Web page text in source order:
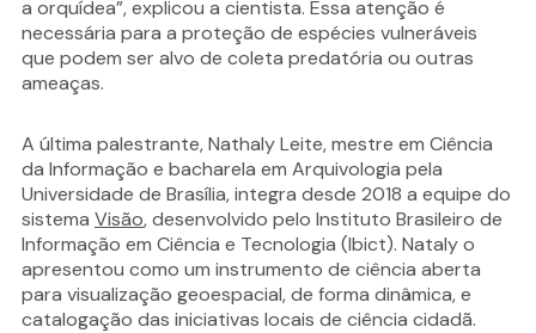
a orquídea”, explicou a cientista. Essa atenção é
necessária para a proteção de espécies vulneráveis
que podem ser alvo de coleta predatória ou outras
ameaças.
A última palestrante, Nathaly Leite, mestre em Ciência
da Informação e bacharela em Arquivologia pela
Universidade de Brasília, integra desde 2018 a equipe do
sistema Visão, desenvolvido pelo Instituto Brasileiro de
Informação em Ciência e Tecnologia (Ibict). Nataly o
apresentou como um instrumento de ciência aberta
para visualização geoespacial, de forma dinâmica, e
catalogação das iniciativas locais de ciência cidadã.